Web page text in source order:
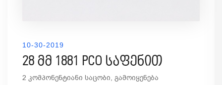
10-30-2019
28 მმ 1881 PCO საფენით
2 კომპონენტიანი საცობი, გამოიყენება